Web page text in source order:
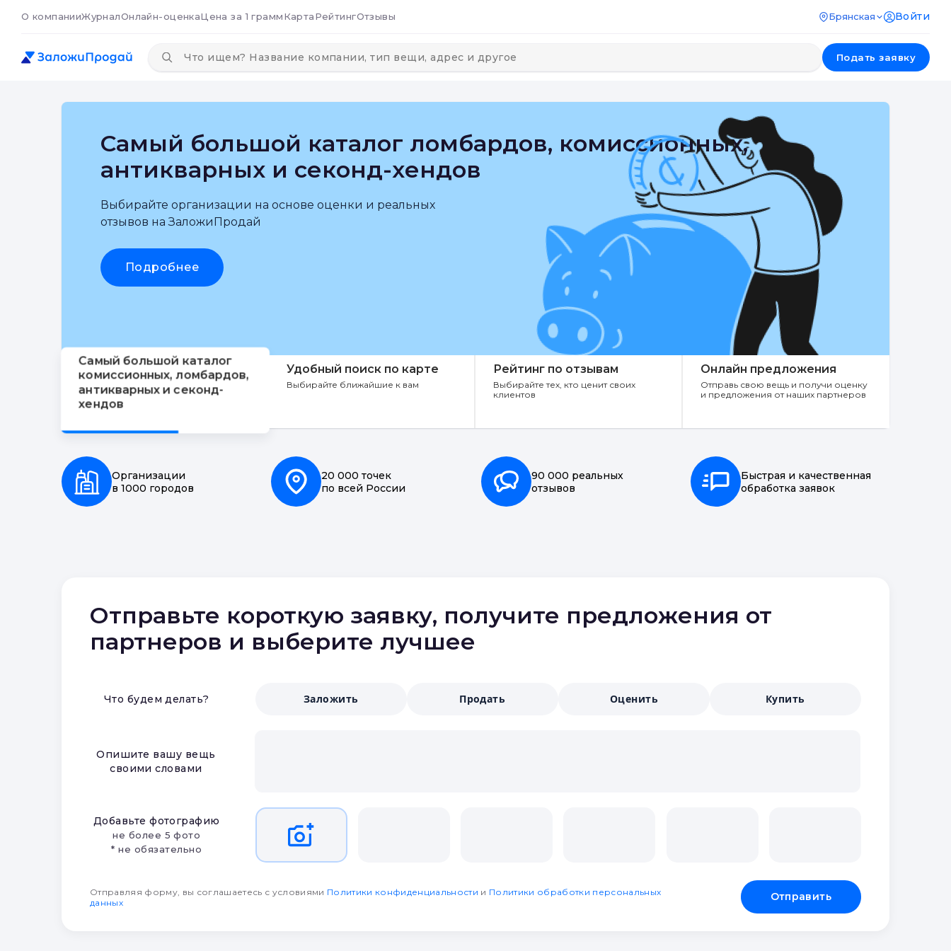
О компанииЖурналОнлайн-оценкаЦена за 1 граммКартаРейтингОтзывы Брянская Войти
Подать заявку
Самый большой каталог ломбардов, комиссионных,
антикварных и секонд-хендов
Выбирайте организации на основе оценки и реальных
отзывов на ЗаложиПродай
Подробнее
Самый большой каталог
комиссионных, ломбардов,
антикварных и секонд-
хендов
Удобный поиск по карте
Выбирайте ближайшие к вам
Рейтинг по отзывам
Выбирайте тех, кто ценит своих
клиентов
Онлайн предложения
Отправь свою вещь и получи оценку
и предложения от наших партнеров
Организации
в 1000 городов
20 000 точек
по всей России
90 000 реальных
отзывов
Быстрая и качественная
обработка заявок
Отправьте короткую заявку, получите предложения от
партнеров и выберите лучшее
Что будем делать? Заложить Продать Оценить Купить
Опишите вашу вещь
своими словами
Добавьте фотографию
не более 5 фото
* не обязательно
Отправляя форму, вы соглашаетесь с условиями Политики конфиденциальности и Политики обработки персональных
данных
Отправить